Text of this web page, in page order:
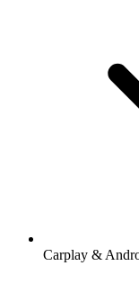
Carplay &